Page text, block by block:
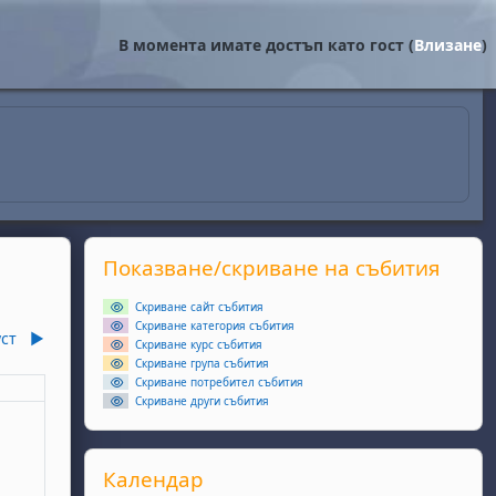
В момента имате достъп като гост (Влизане)
▶︎
6 юлинеделя, 7 юли
Supplementary blocks
Прескочи Показване/скриване на събития
Показване/скриване на събития
Скриване сайт събития
Скриване категория събития
Скриване курс събития
Скриване група събития
Скриване потребител събития
Скриване други събития
Прескочи Календар
Календар